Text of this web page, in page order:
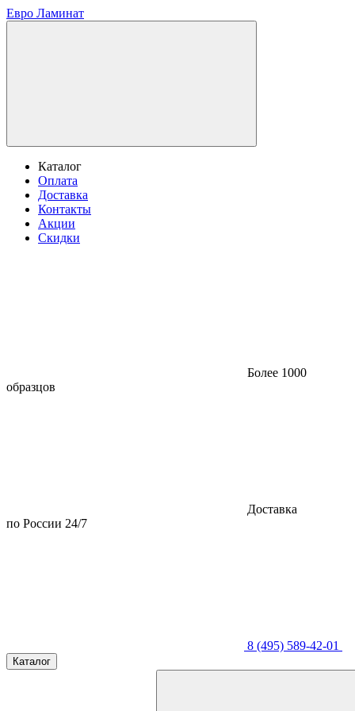
Евро Ламинат
Каталог
Оплата
Доставка
Контакты
Акции
Скидки
Более 1000
образцов
Доставка
по России 24/7
8 (495) 589-42-01
Каталог